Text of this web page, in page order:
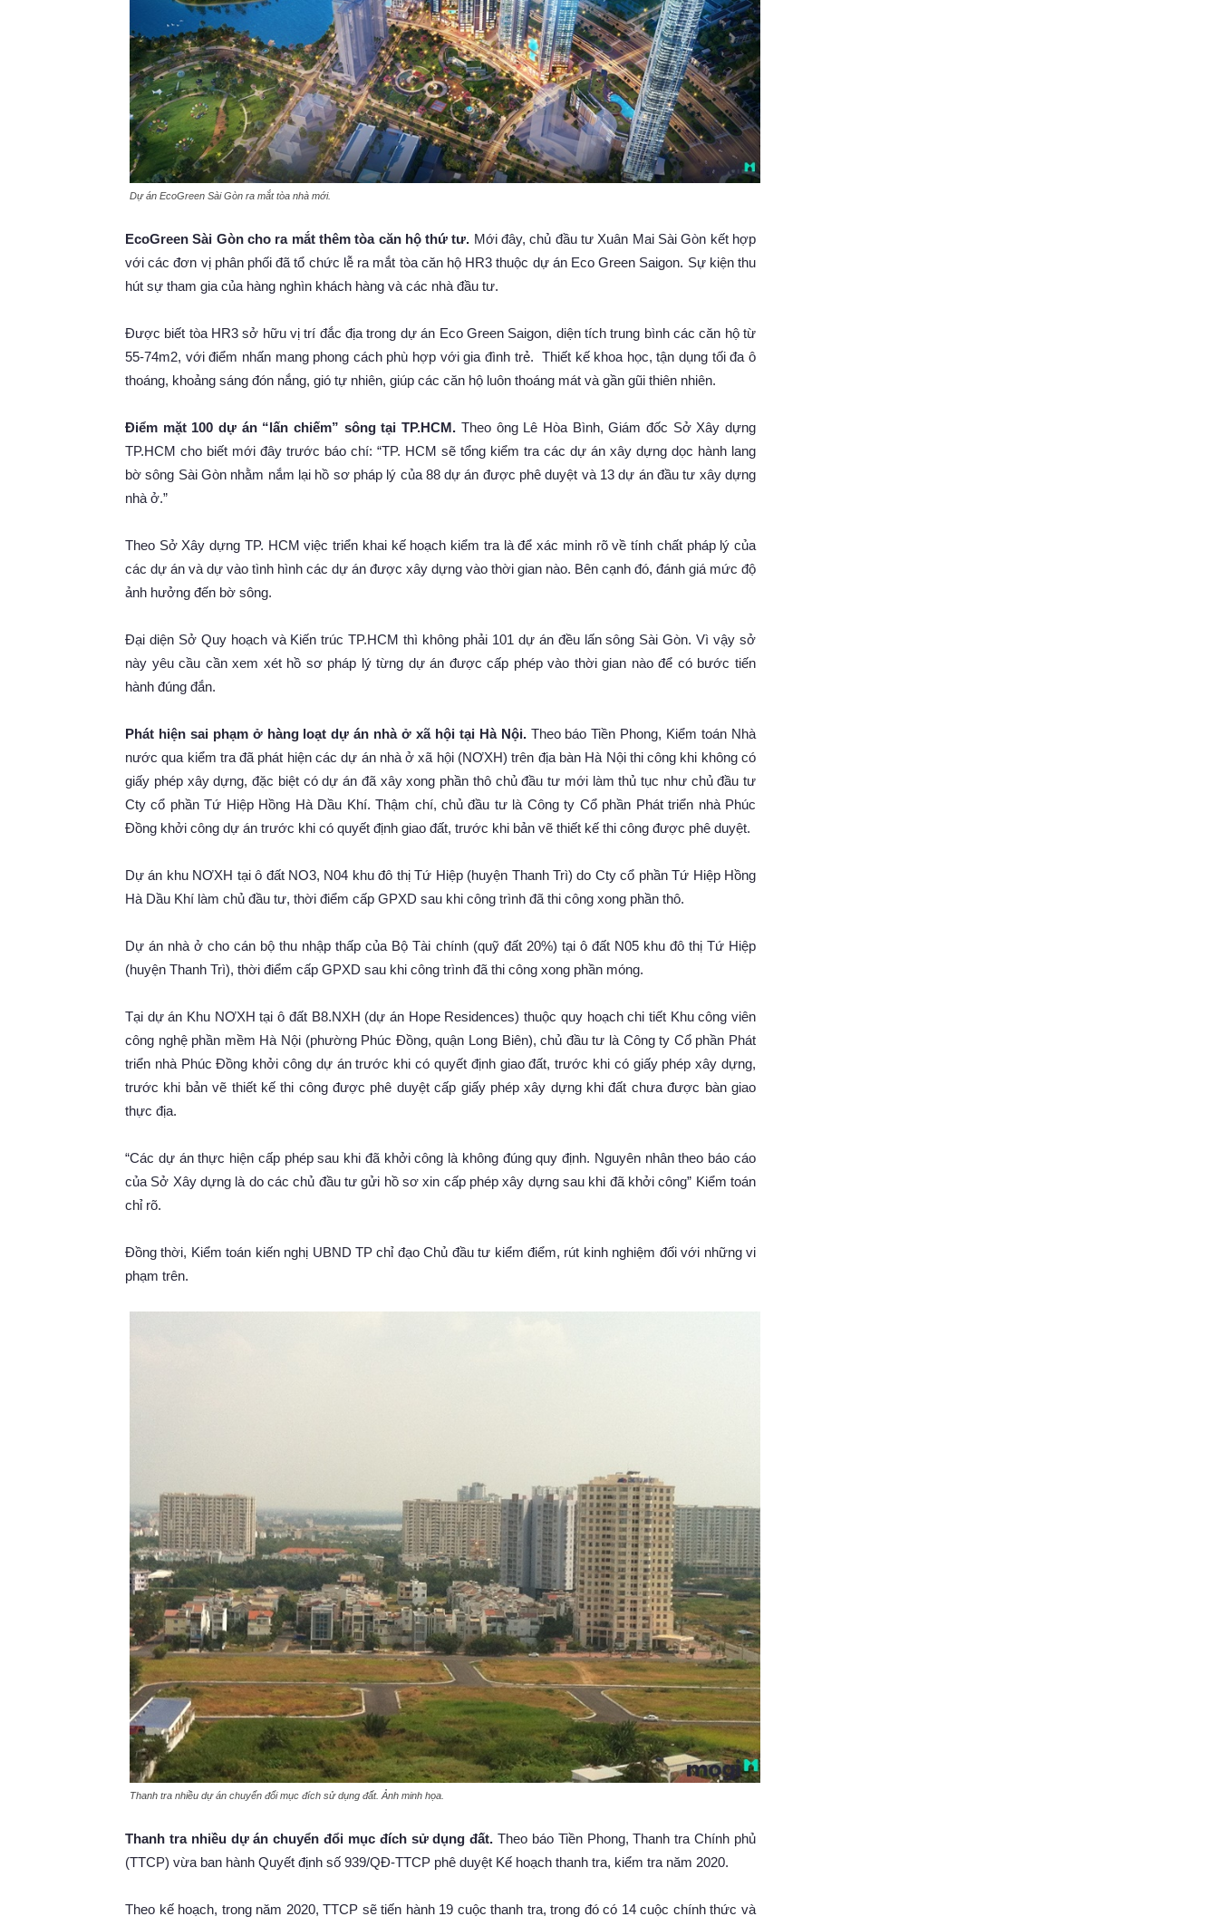
Dự án EcoGreen Sài Gòn ra mắt tòa nhà mới.
EcoGreen Sài Gòn cho ra mắt thêm tòa căn hộ thứ tư. Mới đây, chủ đầu tư Xuân Mai Sài Gòn kết hợp
với các đơn vị phân phối đã tổ chức lễ ra mắt tòa căn hộ HR3 thuộc dự án Eco Green Saigon. Sự kiện thu
hút sự tham gia của hàng nghìn khách hàng và các nhà đầu tư.
Được biết tòa HR3 sở hữu vị trí đắc địa trong dự án Eco Green Saigon, diện tích trung bình các căn hộ từ
55-74m2, với điểm nhấn mang phong cách phù hợp với gia đình trẻ. Thiết kế khoa học, tận dụng tối đa ô
thoáng, khoảng sáng đón nắng, gió tự nhiên, giúp các căn hộ luôn thoáng mát và gần gũi thiên nhiên.
Điểm mặt 100 dự án “lấn chiếm” sông tại TP.HCM. Theo ông Lê Hòa Bình, Giám đốc Sở Xây dựng
TP.HCM cho biết mới đây trước báo chí: “TP. HCM sẽ tổng kiểm tra các dự án xây dựng dọc hành lang
bờ sông Sài Gòn nhằm nắm lại hồ sơ pháp lý của 88 dự án được phê duyệt và 13 dự án đầu tư xây dựng
nhà ở.”
Theo Sở Xây dựng TP. HCM việc triển khai kế hoạch kiểm tra là để xác minh rõ về tính chất pháp lý của
các dự án và dự vào tình hình các dự án được xây dựng vào thời gian nào. Bên cạnh đó, đánh giá mức độ
ảnh hưởng đến bờ sông.
Đại diện Sở Quy hoạch và Kiến trúc TP.HCM thì không phải 101 dự án đều lấn sông Sài Gòn. Vì vậy sở
này yêu cầu cần xem xét hồ sơ pháp lý từng dự án được cấp phép vào thời gian nào để có bước tiến
hành đúng đắn.
Phát hiện sai phạm ở hàng loạt dự án nhà ở xã hội tại Hà Nội. Theo báo Tiền Phong, Kiểm toán Nhà
nước qua kiểm tra đã phát hiện các dự án nhà ở xã hội (NƠXH) trên địa bàn Hà Nội thi công khi không có
giấy phép xây dựng, đặc biệt có dự án đã xây xong phần thô chủ đầu tư mới làm thủ tục như chủ đầu tư
Cty cổ phần Tứ Hiệp Hồng Hà Dầu Khí. Thậm chí, chủ đầu tư là Công ty Cổ phần Phát triển nhà Phúc
Đồng khởi công dự án trước khi có quyết định giao đất, trước khi bản vẽ thiết kế thi công được phê duyệt.
Dự án khu NƠXH tại ô đất NO3, N04 khu đô thị Tứ Hiệp (huyện Thanh Trì) do Cty cổ phần Tứ Hiệp Hồng
Hà Dầu Khí làm chủ đầu tư, thời điểm cấp GPXD sau khi công trình đã thi công xong phần thô.
Dự án nhà ở cho cán bộ thu nhập thấp của Bộ Tài chính (quỹ đất 20%) tại ô đất N05 khu đô thị Tứ Hiệp
(huyện Thanh Trì), thời điểm cấp GPXD sau khi công trình đã thi công xong phần móng.
Tại dự án Khu NƠXH tại ô đất B8.NXH (dự án Hope Residences) thuộc quy hoạch chi tiết Khu công viên
công nghệ phần mềm Hà Nội (phường Phúc Đồng, quận Long Biên), chủ đầu tư là Công ty Cổ phần Phát
triển nhà Phúc Đồng khởi công dự án trước khi có quyết định giao đất, trước khi có giấy phép xây dựng,
trước khi bản vẽ thiết kế thi công được phê duyệt cấp giấy phép xây dựng khi đất chưa được bàn giao
thực địa.
“Các dự án thực hiện cấp phép sau khi đã khởi công là không đúng quy định. Nguyên nhân theo báo cáo
của Sở Xây dựng là do các chủ đầu tư gửi hồ sơ xin cấp phép xây dựng sau khi đã khởi công” Kiểm toán
chỉ rõ.
Đồng thời, Kiểm toán kiến nghị UBND TP chỉ đạo Chủ đầu tư kiểm điểm, rút kinh nghiệm đối với những vi
phạm trên.
Thanh tra nhiều dự án chuyển đổi mục đích sử dụng đất. Ảnh minh họa.
Thanh tra nhiều dự án chuyển đổi mục đích sử dụng đất.Theo báo Tiền Phong, Thanh tra Chính phủ
(TTCP) vừa ban hành Quyết định số 939/QĐ-TTCP phê duyệt Kế hoạch thanh tra, kiểm tra năm 2020.
Theo kế hoạch, trong năm 2020, TTCP sẽ tiến hành 19 cuộc thanh tra, trong đó có 14 cuộc chính thức và